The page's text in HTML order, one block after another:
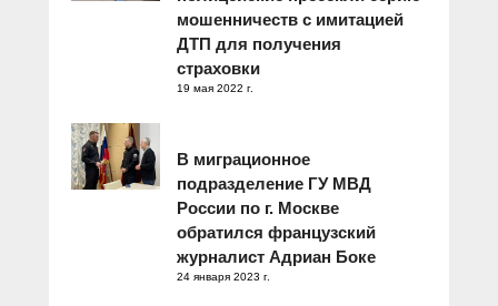
мошенничеств с имитацией
ДТП для получения
страховки
19 мая 2022 г.
В миграционное
подразделение ГУ МВД
России по г. Москве
обратился французский
журналист Адриан Боке
24 января 2023 г.